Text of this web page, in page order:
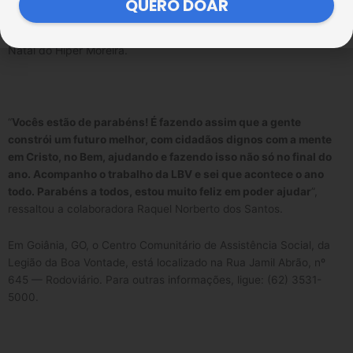
O Coral Ecumênico Infantojuvenil Boa Vontade cantou e encantou
Natal do Hiper Moreira.
Vocês estão de parabéns! É fazendo assim que a gente
constrói um futuro melhor, com cidadãos dignos com a mente
em Cristo, no Bem, ajudando e fazendo isso não só no final do
ano. Acompanho o trabalho da LBV e sei que acontece o ano
todo. Parabéns a todos, estou muito feliz em poder ajudar”,
ressaltou a colaboradora Raquel Norberto dos Santos.
Em Goiânia, GO, o Centro Comunitário de Assistência Social, da
Legião da Boa Vontade, está localizado na Rua Jamil Abrão, nº
645 — Rodoviário. Para outras informações, ligue: (62) 3531-
5000.
QUERO DOAR